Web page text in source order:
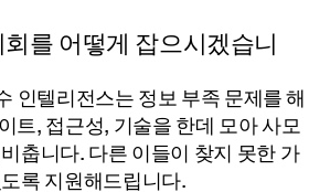
를 어떻게 잡으시겠습니
인텔리전스는 정보 부족 문제를 해
트, 접근성, 기술을 한데 모아 사모
춥니다. 다른 이들이 찾지 못한 가
록 지원해드립니다.